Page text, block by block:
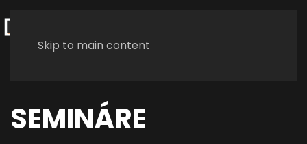
Skip to main content
SEMINÁRE